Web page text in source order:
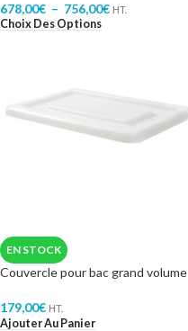
678,00€ – 756,00€ HT.
Choix Des Options
EN STOCK
Couvercle pour bac grand volume
179,00€ HT.
Ajouter Au Panier